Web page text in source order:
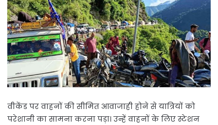
वीकेंड पर वाहनों की सीमित आवाजाही होने से यात्रियों को
परेशानी का सामना करना पड़ा। उन्हें वाहनों के लिए स्टेशन